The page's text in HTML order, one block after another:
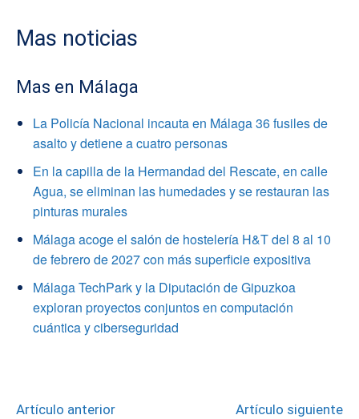
Mas noticias
Mas en Málaga
La Policía Nacional incauta en Málaga 36 fusiles de
asalto y detiene a cuatro personas
En la capilla de la Hermandad del Rescate, en calle
Agua, se eliminan las humedades y se restauran las
pinturas murales
Málaga acoge el salón de hostelería H&T del 8 al 10
de febrero de 2027 con más superficie expositiva
Málaga TechPark y la Diputación de Gipuzkoa
exploran proyectos conjuntos en computación
cuántica y ciberseguridad
Artículo anterior Artículo siguiente